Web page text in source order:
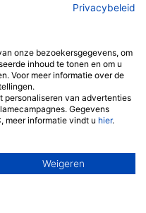
Privacybeleid
onze bezoekersgegevens, om
inhoud te tonen en om u
Voor meer informatie over de
personaliseren van advertenties
Gegevens
meer informatie vindt u hier.
Weigeren